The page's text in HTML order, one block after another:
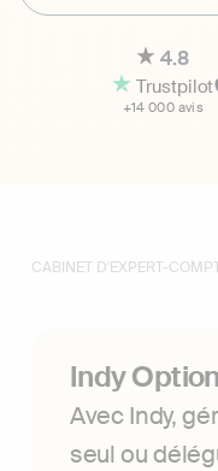
4.8
Trustpilot
+14 000 avis
CABINET D'EXPERT-
Indy
Avec Indy,
seul ou